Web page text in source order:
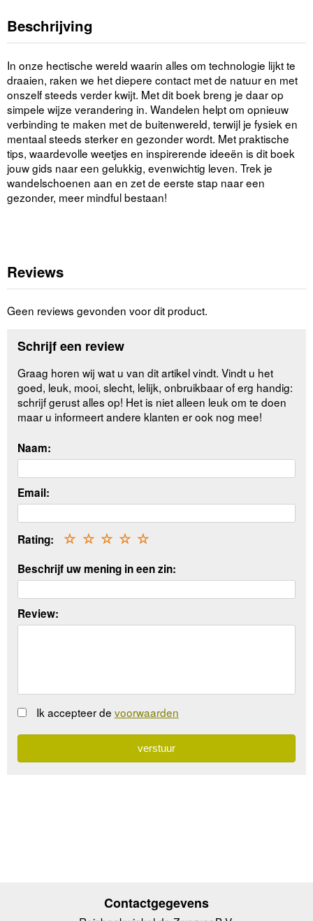
Beschrijving
In onze hectische wereld waarin alles om technologie lijkt te
draaien, raken we het diepere contact met de natuur en met
onszelf steeds verder kwijt. Met dit boek breng je daar op
simpele wijze verandering in. Wandelen helpt om opnieuw
verbinding te maken met de buitenwereld, terwijl je fysiek en
mentaal steeds sterker en gezonder wordt. Met praktische
tips, waardevolle weetjes en inspirerende ideeën is dit boek
jouw gids naar een gelukkig, evenwichtig leven. Trek je
wandelschoenen aan en zet de eerste stap naar een
gezonder, meer mindful bestaan!
Reviews
Geen reviews gevonden voor dit product.
Schrijf een review
Graag horen wij wat u van dit artikel vindt. Vindt u het
goed, leuk, mooi, slecht, lelijk, onbruikbaar of erg handig:
schrijf gerust alles op! Het is niet alleen leuk om te doen
maar u informeert andere klanten er ook nog mee!
Naam:
Email:
Rating: ☆
☆
☆
☆
☆
Beschrijf uw mening in een zin:
Review:
Ik accepteer de voorwaarden
Contactgegevens